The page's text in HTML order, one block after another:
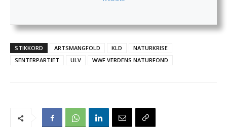
STIKKORD ARTSMANGFOLD KLD
NATURKRISE
SENTERPARTIET
ULV WWF VERDENS NATURFOND